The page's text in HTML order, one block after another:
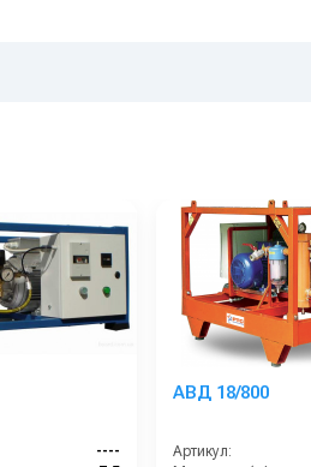
----
АВД 18/800
Артикул: